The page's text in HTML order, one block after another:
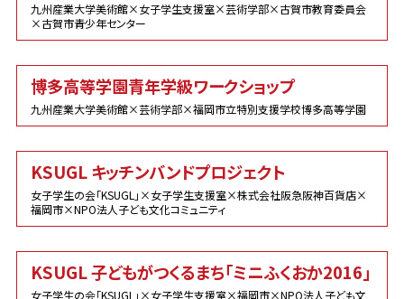
九州産業大学美術館×女子学生支援室×芸術学部×古賀市教育委員会
×古賀市青少年センター
博多高等学園青年学級ワークショップ
九州産業大学美術館×芸術学部×福岡市立特別支援学校博多高等学園
KSUGL キッチンバンドプロジェクト
女子学生の会「KSUGL」×女子学生支援室×株式会社阪急阪神百貨店×
福岡市×NPO法人子ども文化コミュニティ
KSUGL 子どもがつくるまち「ミニふくおか2016」
女子学生の会「KSUGL」×女子学生支援室×福岡市×NPO法人子ども文